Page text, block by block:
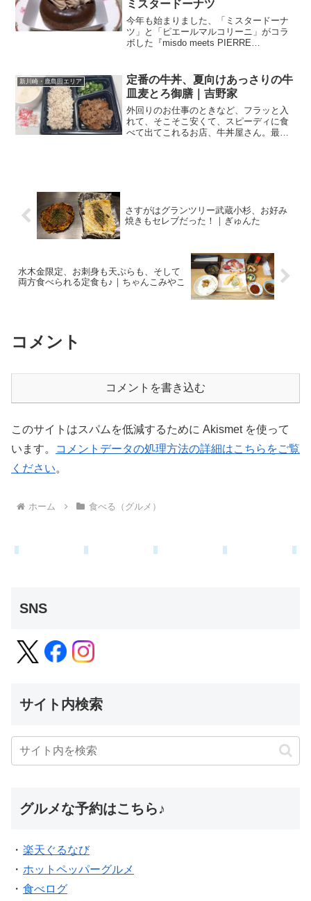
ミスタードーナツ
今年も始まりました、「ミスタードーナ
ツ」と「ピエールマルコリーニ」がコラ
ボした『misdo meets PIERRE
ドーナツ。もう定番ですよね。オー...
新川崎・鹿島田エリア
定番の牛丼、夏向けあっさりの牛
皿麦とろ御膳｜吉野家
外回りのお仕事のときなど、フラッと入
れて、そこそこ安くて、スピーディに食
べて出てこれるお店、牛丼屋さん。最初
さすがはグランツリー武蔵小杉、お好み
焼きもセレブだった！｜ぎゅんた
水木金限定、お刺身も天ぷらも、そして
両方食べられる定食も♪｜ちゃんこみやこ
コメント
コメントを書き込む
このサイトはスパムを低減するために Akismet を使って
います。
コメントデータの処理方法の詳細はこちらをご覧
ください。
ホーム 食べる（グルメ）
SNS
サイト内検索
グルメな予約はこちら♪
・ 楽天ぐるなび
・ ホットペッパーグルメ
・ 食べログ